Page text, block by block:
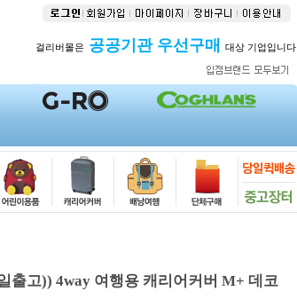
걸리버몰은 공공기관 우선구매 대상 기업입니다.
출고)) 4way 여행용 캐리어커버 M+ 데코